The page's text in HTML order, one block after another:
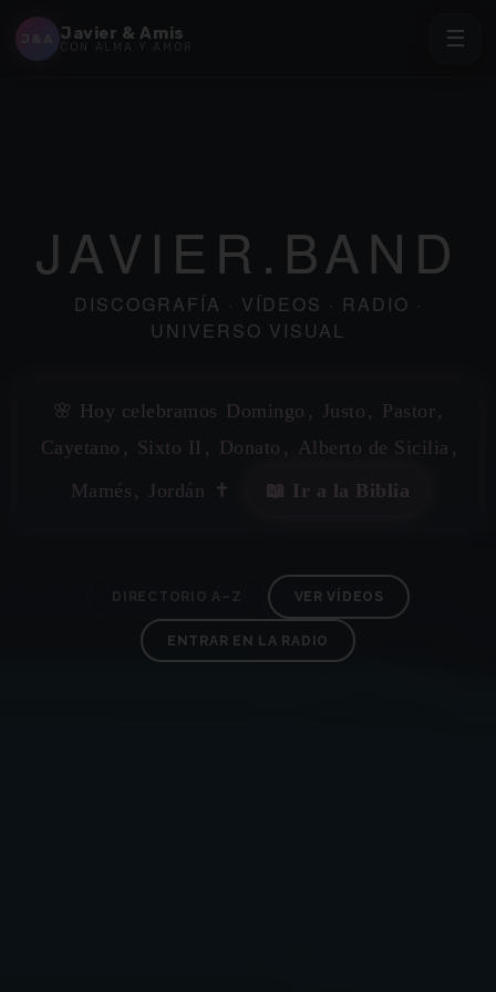
Javier & Amis
CON ALMA Y AMOR ☰
JAVIER.BAND
DISCOGRAFÍA · VÍDEOS · RADIO ·
UNIVERSO VISUAL
🌸 Hoy celebramos Domingo , Justo , Pastor,
Cayetano , Sixto II , Donato , Alberto de Sicilia ,
Mamés , Jordán ✝️ 📖 Ir a la Biblia
DIRECTORIO A–Z VER VÍDEOS
ENTRAR EN LA RADIO